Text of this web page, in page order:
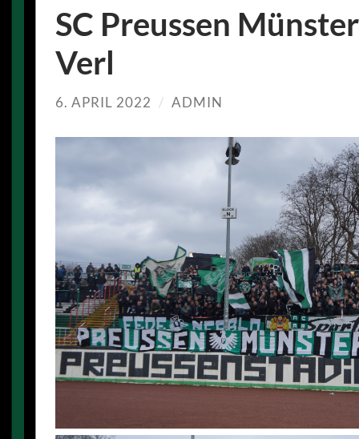
SC Preussen
Verl
6. APRIL 2022 / ADMIN